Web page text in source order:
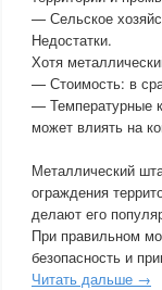
— Сельское
Недостатки.
Хотя
— Стоимость: в
— Температурные
может влиять на
Металлический
ограждения
делают его
При правильном
безопасность и
Читать дальше →